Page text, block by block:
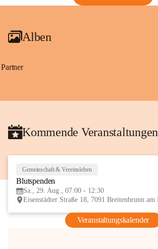
Alben
Partner
Kommende Veranstaltungen
Gemeinschaft & Vereinsleben
Blutspenden
Sa., 29. Aug., 07:00 - 12:30
Veranstaltungskalender